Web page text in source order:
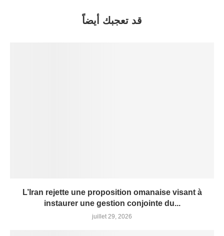
قد تعجبك أيضاً
L’Iran rejette une proposition omanaise visant à
instaurer une gestion conjointe du...
juillet 29, 2026